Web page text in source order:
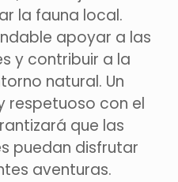
la fauna local.
apoyar a las
y contribuir a la
natural. Un
respetuoso con el
que las
puedan disfrutar
aventuras.